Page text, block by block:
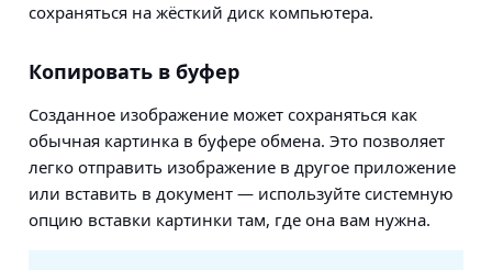
сохраняться на жёсткий диск компьютера.
Копировать в буфер
Созданное изображение может сохраняться как
обычная картинка в буфере обмена. Это позволяет
легко отправить изображение в другое приложение
или вставить в документ — используйте системную
опцию вставки картинки там, где она вам нужна.